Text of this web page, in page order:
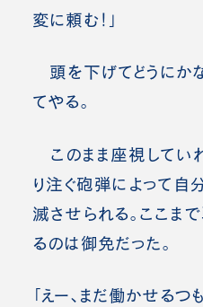
変に頼む！」
頭を下げてどうにかな
てやる。
このまま座視してい
り注ぐ砲弾によって自
滅させられる。ここま
るのは御免だった。
「えー、まだ働かせるつ